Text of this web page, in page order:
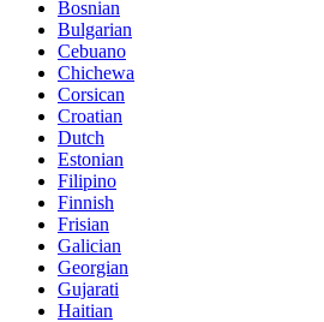
Bosnian
Bulgarian
Cebuano
Chichewa
Corsican
Croatian
Dutch
Estonian
Filipino
Finnish
Frisian
Galician
Georgian
Gujarati
Haitian